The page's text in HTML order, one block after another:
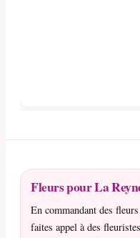
Fleurs pour La
En commandant des
faites appel à des